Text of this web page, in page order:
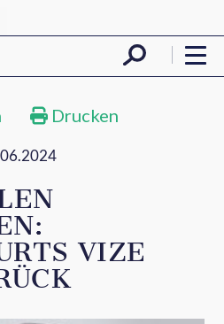
Drucken
VIZE